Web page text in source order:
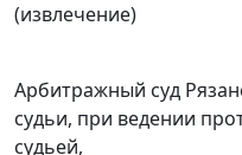
(извлечение)
Арбитражный суд
судьи, при ведении
судьей,